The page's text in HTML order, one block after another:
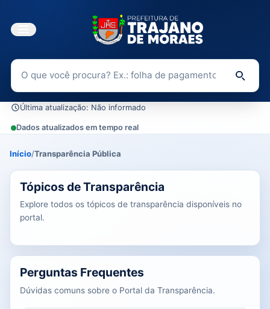
Buscar no Portal da Transparência
Última atualização: Não informado
Dados atualizados em tempo real
Início/Transparência Pública
0 tópicos carregados do banco de dados.
Tópicos de Transparência
Explore todos os tópicos de transparência disponíveis no
portal.
Perguntas Frequentes
Dúvidas comuns sobre o Portal da Transparência.